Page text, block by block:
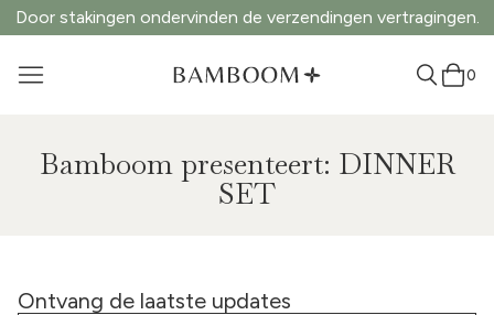
Door stakingen ondervinden de verzendingen vertragingen.
0
Bamboom presenteert: DINNER
SET
Ontvang de laatste updates